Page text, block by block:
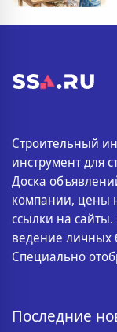
Строительный
инструмент для
Доска
компании, цены
ссылки на
ведение личных
Специально
Последние